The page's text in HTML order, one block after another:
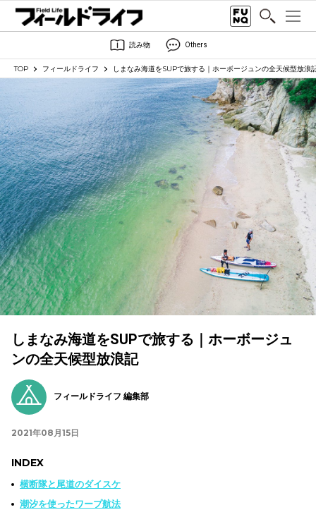
読み物 Others
TOP フィールドライフ しまなみ海道をSUPで旅する｜ホーボージュンの全天候型放浪
しまなみ海道をSUPで旅する｜ホーボージュ
ンの全天候型放浪記
フィールドライフ 編集部
2021年08月15日
INDEX
横断隊と尾道のダイスケ
潮汐を使ったワープ航法